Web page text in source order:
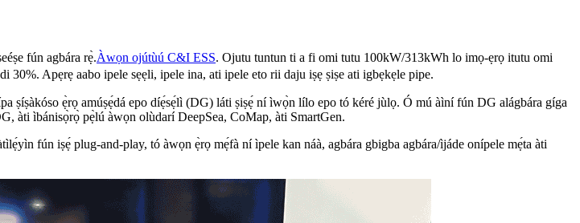
fún agbára rẹ̀.Àwọn ojútùú C&I ESS. Ojutu tuntun ti a fi omi tutu 100kW/313kWh lo imọ-ẹrọ itutu omi
Apẹrẹ aabo ipele sẹẹli, ipele ina, ati ipele eto rii daju iṣẹ ṣiṣe ati igbẹkẹle pipe.
ṣíṣàkóso ẹ̀rọ amúṣẹ́dá epo díẹ́sẹ́lì (DG) láti ṣiṣẹ́ ní ìwọ̀n lílo epo tó kéré jùlọ. Ó mú àìní fún DG alágbára gíga
àti ìbánisọ̀rọ̀ pẹ̀lú àwọn olùdarí DeepSea, CoMap, àti SmartGen.
fún iṣẹ́ plug-and-play, tó àwọn ẹ̀rọ mẹ́fà ní ìpele kan náà, agbára gbigba agbára/ìjáde onípele mẹ́ta àti